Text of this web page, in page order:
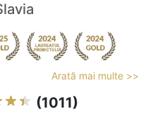
Arată mai multe >>
(1011)